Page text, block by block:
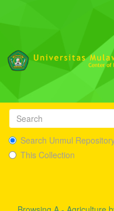
Search Unmul
This Collection